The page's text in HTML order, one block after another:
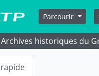
Parcourir
Archives historiques du